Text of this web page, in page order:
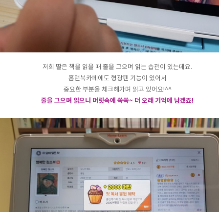
저희 딸은 책을 읽을 때 줄을 그으며 읽는 습관이 있는데요.
홈런북카페에도 형광펜 기능이 있어서
중요한 부분을 체크해가며 읽고 있어요!^^
줄을 그으며 읽으니 머릿속에 쏙쏙~ 더 오래 기억에 남겠죠!